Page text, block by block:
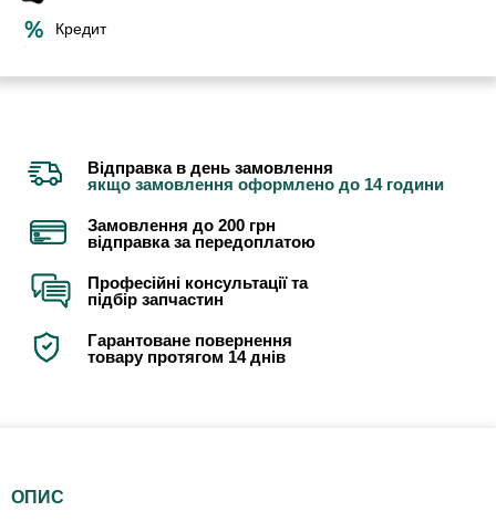
Кредит
Відправка в день замовлення
якщо замовлення оформлено до 14 години
Замовлення до 200 грн
відправка за передоплатою
Професійні консультації та
підбір запчастин
Гарантоване повернення
товару протягом 14 днів
ОПИС